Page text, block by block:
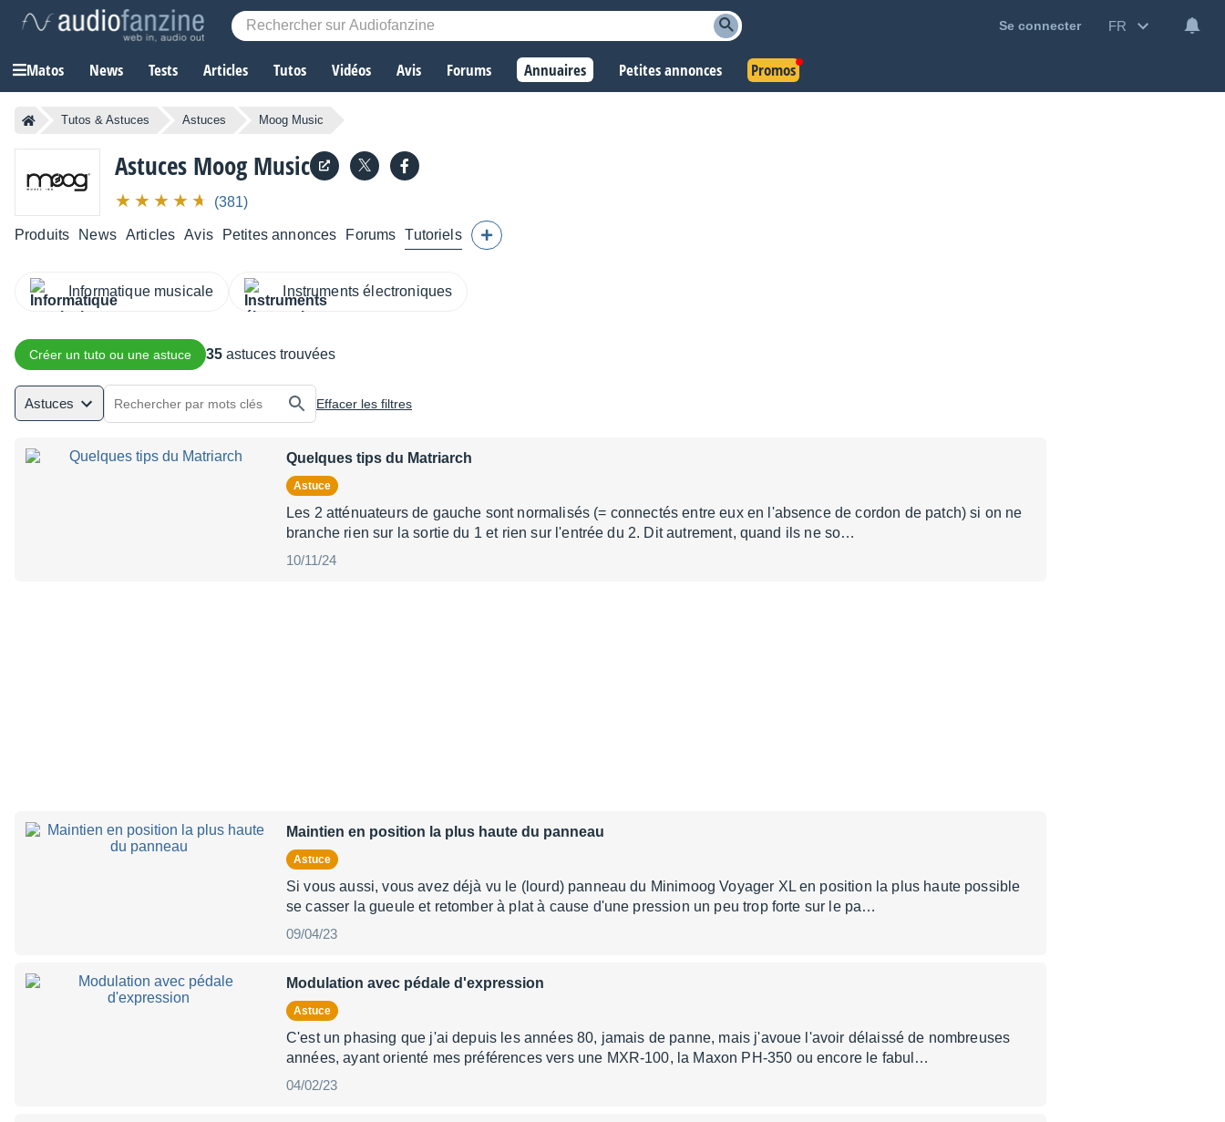
Se connecter FR
Matos News Tests Articles Tutos Vidéos Avis Forums Annuaires Petites annonces Promos
Tutos & Astuces Astuces Moog Music
Astuces Moog Music
(381)
Produits News Articles Avis Petites annonces Forums Tutoriels
Informatique musicale Instruments électroniques
Créer un tuto ou une astuce 35 astuces trouvées
Astuces Effacer les filtres
Quelques tips du Matriarch
Astuce
Les 2 atténuateurs de gauche sont normalisés (= connectés entre eux en l'absence de cordon de patch) si on ne
branche rien sur la sortie du 1 et rien sur l'entrée du 2. Dit autrement, quand ils ne so…
10/11/24
Maintien en position la plus haute du panneau
Astuce
Si vous aussi, vous avez déjà vu le (lourd) panneau du Minimoog Voyager XL en position la plus haute possible
se casser la gueule et retomber à plat à cause d'une pression un peu trop forte sur le pa…
09/04/23
Modulation avec pédale d'expression
Astuce
C'est un phasing que j'ai depuis les années 80, jamais de panne, mais j'avoue l'avoir délaissé de nombreuses
années, ayant orienté mes préférences vers une MXR-100, la Maxon PH-350 ou encore le fabul…
04/02/23